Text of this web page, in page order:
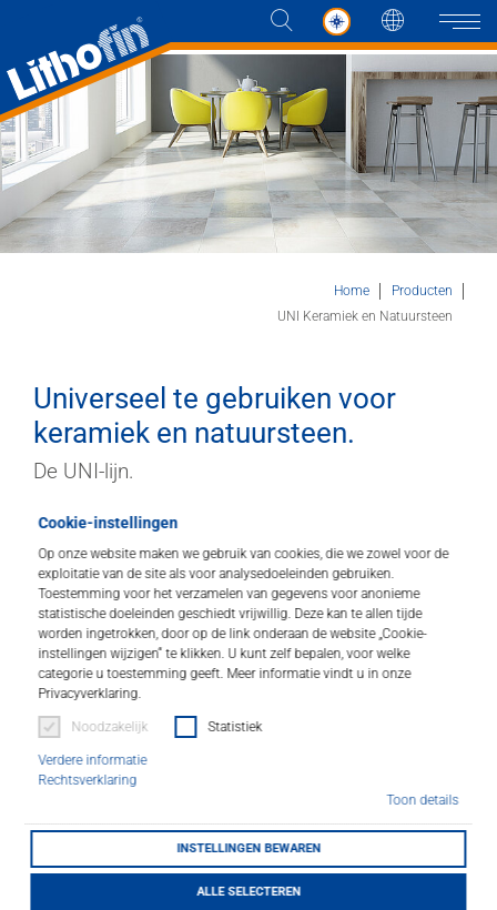
Cookie-instellingen
Op onze website maken we gebruik van cookies, die we zowel voor de
exploitatie van de site als voor analysedoeleinden gebruiken.
Toestemming voor het verzamelen van gegevens voor anonieme
statistische doeleinden geschiedt vrijwillig. Deze kan te allen tijde
worden ingetrokken, door op de link onderaan de website „Cookie-
instellingen wijzigen“ te klikken. U kunt zelf bepalen, voor welke
categorie u toestemming geeft. Meer informatie vindt u in onze
Privacyverklaring.
Noodzakelijk Statistiek
Verdere informatie
Rechtsverklaring
Toon details
INSTELLINGEN BEWAREN
ALLE SELECTEREN
Taal
Producten
Oplossingen
Contact
VERKOOPPUNTEN
Home
Producten
UNI Keramiek en Natuursteen
Universeel te gebruiken voor
keramiek en natuursteen.
De UNI-lijn.
Speciale producten voor keramische tegels, natuur- en
betonsteen en andere oppervlakken.